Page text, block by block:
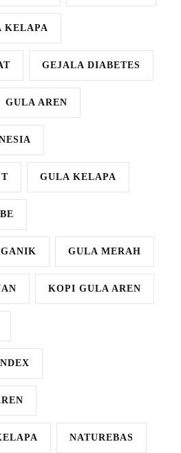
KELAPA
GEJALA DIABETES
GULA AREN
GULA KELAPA
GULA MERAH
KOPI GULA AREN
NATUREBAS